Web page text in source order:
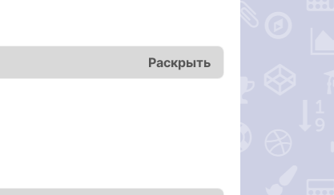
Раскрыть